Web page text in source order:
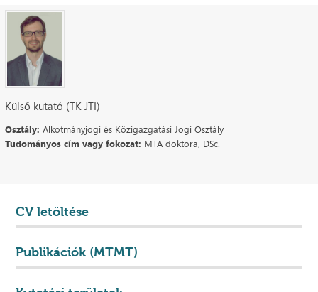
Külső kutató (TK JTI)
Osztály: Alkotmányjogi és Közigazgatási Jogi Osztály
Tudományos cím vagy fokozat: MTA doktora, DSc.
CV letöltése
Publikációk (MTMT)